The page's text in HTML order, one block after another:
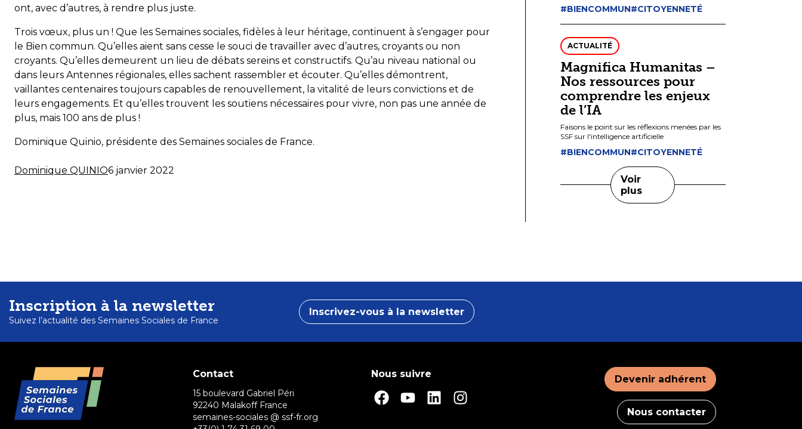
ont, avec d’autres, à rendre plus juste.
Trois vœux, plus un ! Que les Semaines sociales, fidèles à leur héritage, continuent à s’engager pour
le Bien commun. Qu’elles aient sans cesse le souci de travailler avec d’autres, croyants ou non
croyants. Qu’elles demeurent un lieu de débats sereins et constructifs. Qu’au niveau national ou
dans leurs Antennes régionales, elles sachent rassembler et écouter. Qu’elles démontrent,
vaillantes centenaires toujours capables de renouvellement, la vitalité de leurs convictions et de
leurs engagements. Et qu’elles trouvent les soutiens nécessaires pour vivre, non pas une année de
plus, mais 100 ans de plus !
Dominique Quinio, présidente des Semaines sociales de France.
Dominique QUINIO6 janvier 2022
#BIENCOMMUN#CITOYENNETÉ
ACTUALITÉ
Magnifica Humanitas –
Nos ressources pour
comprendre les enjeux
de l’IA
Faisons le point sur les réflexions menées par les
SSF sur l'intelligence artificielle
#BIENCOMMUN#CITOYENNETÉ
Voir
plus
Inscription à la newsletter
Suivez l’actualité des Semaines Sociales de France
Inscrivez-vous à la newsletter
Contact
15 boulevard Gabriel Péri
92240 Malakoff France
semaines-sociales @ ssf-fr.org
Nous suivre Devenir adhérent
Nous contacter